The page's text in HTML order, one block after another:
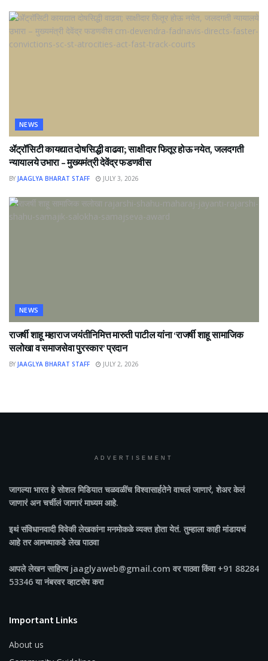
NEWS
ॲट्रॉसिटी कायद्यात दोषसिद्धी वाढवा; साक्षीदार फितूर होऊ नयेत, जलदगती
न्यायालये उभारा – मुख्यमंत्री देवेंद्र फडणवीस
BY JAAGLYA BHARAT STAFF JULY 3, 2026
NEWS
राजर्षी शाहू महाराज जयंतीनिमित्त मारुती पाटील यांना ‘राजर्षी शाहू सामाजिक
सलोखा व समाजसेवा पुरस्कार’ प्रदान
BY JAAGLYA BHARAT STAFF JULY 2, 2026
ADVERTISEMENT
जागल्या भारतहे सोशल मिडियात चळवळींच विश्वासार्हतेने वाचलं जाणारं, शेअर केलं
जाणारं अन चर्चीलं जाणारं माध्यम आहे.
इथं संविधानवादी विवेकी लेखकांना मनमोकळे व्यक्त होता येतं. तुम्हाला काही मांडायचं
आहे तर आमच्याकडे लेख पाठवा
आपले लेखन साहित्य jaaglyaweb@gmail.com वर पाठवा किंवा +91 88284
53346 या नंबरवर व्हाटसेप करा
Important Links
About us